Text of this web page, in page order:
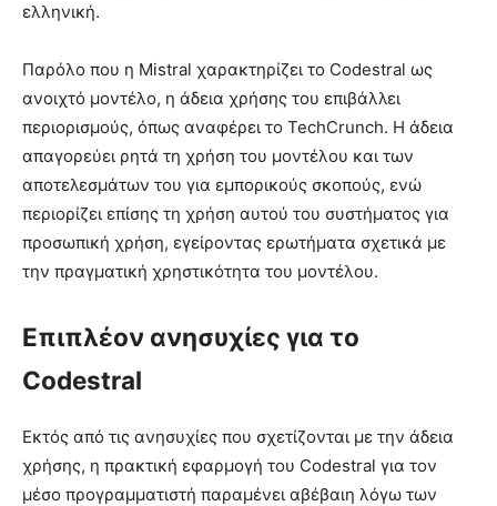
ελληνική.
Παρόλο που η Mistral χαρακτηρίζει το Codestral ως
ανοιχτό μοντέλο, η άδεια χρήσης του επιβάλλει
περιορισμούς, όπως αναφέρει το TechCrunch. Η άδεια
απαγορεύει ρητά τη χρήση του μοντέλου και των
αποτελεσμάτων του για εμπορικούς σκοπούς, ενώ
περιορίζει επίσης τη χρήση αυτού του συστήματος για
προσωπική χρήση, εγείροντας ερωτήματα σχετικά με
την πραγματική χρηστικότητα του μοντέλου.
Επιπλέον ανησυχίες για το
Codestral
Εκτός από τις ανησυχίες που σχετίζονται με την άδεια
χρήσης, η πρακτική εφαρμογή του Codestral για τον
μέσο προγραμματιστή παραμένει αβέβαιη λόγω των